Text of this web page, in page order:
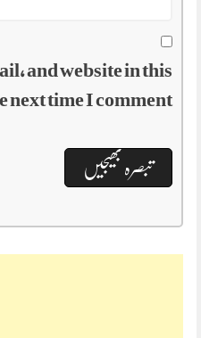
and website in this
next time I comment.